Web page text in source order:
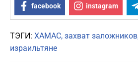
facebook instagram
ТЭГИ: ХАМАС захват заложников
израильтяне